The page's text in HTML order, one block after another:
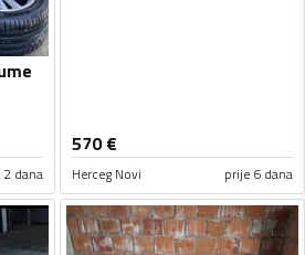
dana
570€
Herceg Novi prije 6 dana